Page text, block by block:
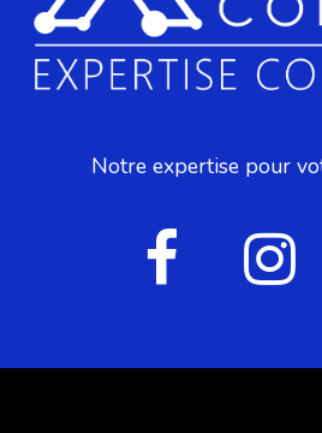
Notre expertise pour